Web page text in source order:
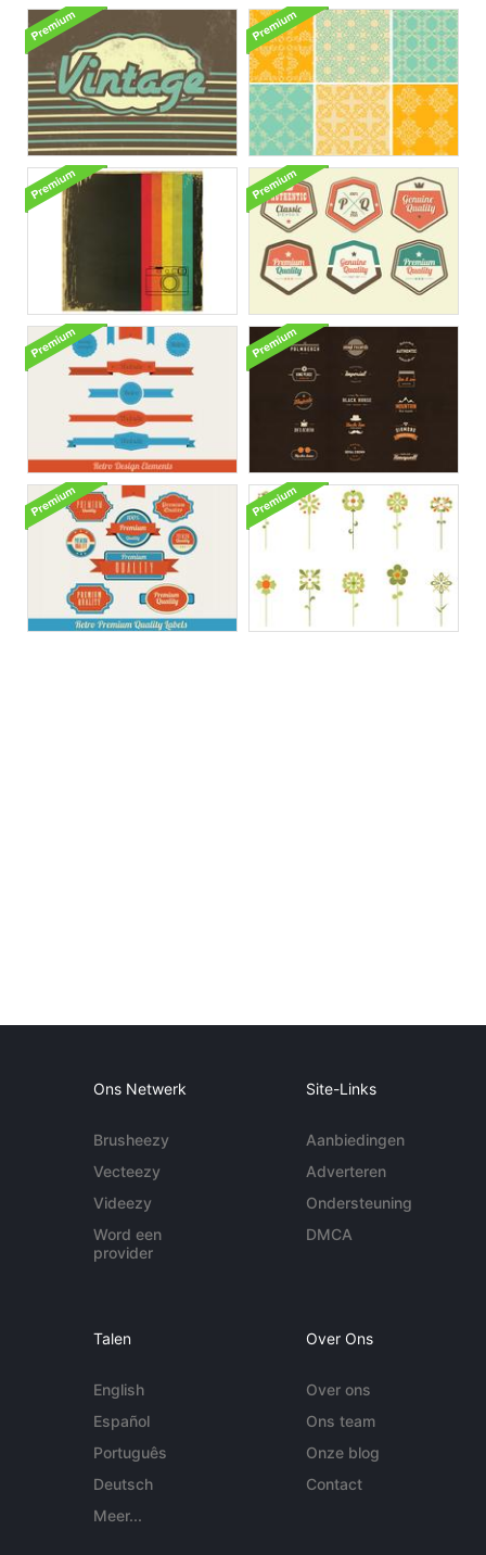
Ons Netwerk
Brusheezy
Vecteezy
Videezy
Word een
provider
Site-Links
Aanbiedingen
Adverteren
Ondersteuning
DMCA
Talen
English
Español
Português
Deutsch
Meer...
Over Ons
Over ons
Ons team
Onze blog
Contact